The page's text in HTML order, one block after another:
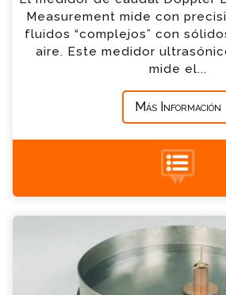
Measurement mide con
fluidos “complejos” con
aire. Este medidor
mide el...
Más Información
+34 935 900 007
Tanque de
Por favor completa el
de nuestro equipo
breve